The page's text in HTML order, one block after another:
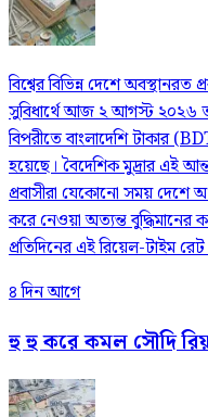
বিশ্বের বিভিন্ন দেশে অবস্থানরত
সুবিধার্থে আজ ২ আগস্ট ২০২৬
বিপরীতে বাংলাদেশি টাকার
হয়েছে। বৈদেশিক মুদ্রার এই
প্রবাসীরা যেকোনো সময় দেশে
করে নেওয়া অত্যন্ত
প্রতিদিনের এই রিয়েল-টাইম
৪ দিন আগে
হু হু করে কমল সৌদি